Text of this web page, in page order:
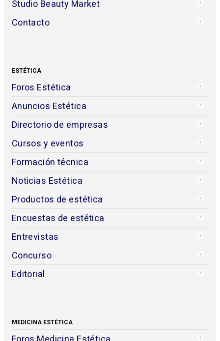
Studio Beauty Market
Contacto
ESTÉTICA
Foros Estética
Anuncios Estética
Directorio de empresas
Cursos y eventos
Formación técnica
Noticias Estética
Productos de estética
Encuestas de estética
Entrevistas
Concurso
Editorial
MEDICINA ESTÉTICA
Foros Medicina Estética